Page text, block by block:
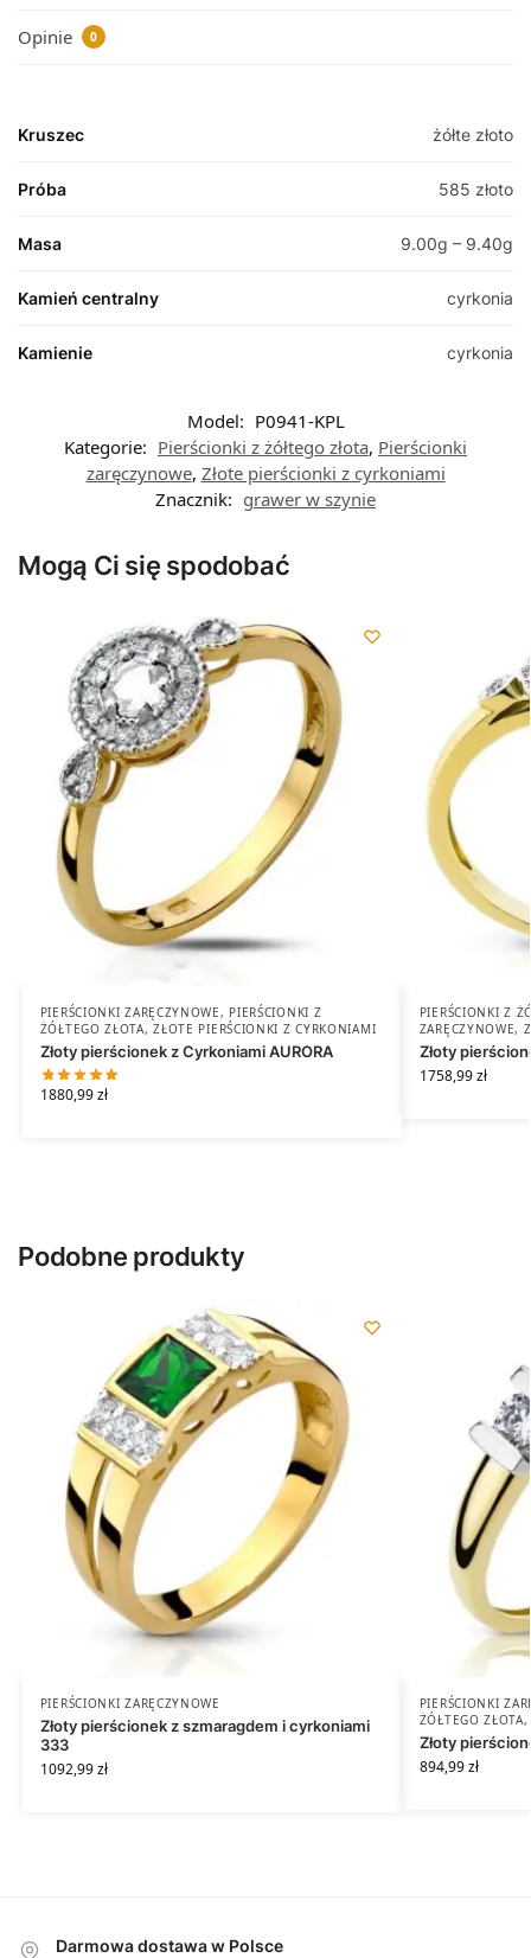
Opinie 0
Kruszec żółte złoto
Próba 585 złoto
Masa 9.00g – 9.40g
Kamień centralny cyrkonia
Kamienie cyrkonia
Model: P0941-KPL
Kategorie: Pierścionki z żółtego złota, Pierścionki
zaręczynowe, Złote pierścionki z cyrkoniami
Znacznik: grawer w szynie
Mogą Ci się spodobać
PIERŚCIONKI ZARĘCZYNOWE, PIERŚCIONKI Z
ŻÓŁTEGO ZŁOTA,ZŁOTE PIERŚCIONKI Z CYRKONIAMI
Złoty pierścionek z Cyrkoniami AURORA
1880,99zł
PIERŚCIONKI Z
ZARĘCZYNOWE,
Złoty
1758,99zł
Podobne produkty
PIERŚCIONKI ZARĘCZYNOWE
Złoty pierścionek z szmaragdem i cyrkoniami
333
1092,99zł
PIERŚCIONKI
ŻÓŁTEGO ZŁOTA
Złoty
894,99zł
Darmowa dostawa w Polsce